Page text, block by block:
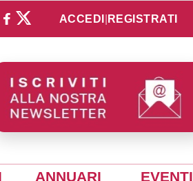
ACCEDI REGISTRATI
ANNUARI EVENTI